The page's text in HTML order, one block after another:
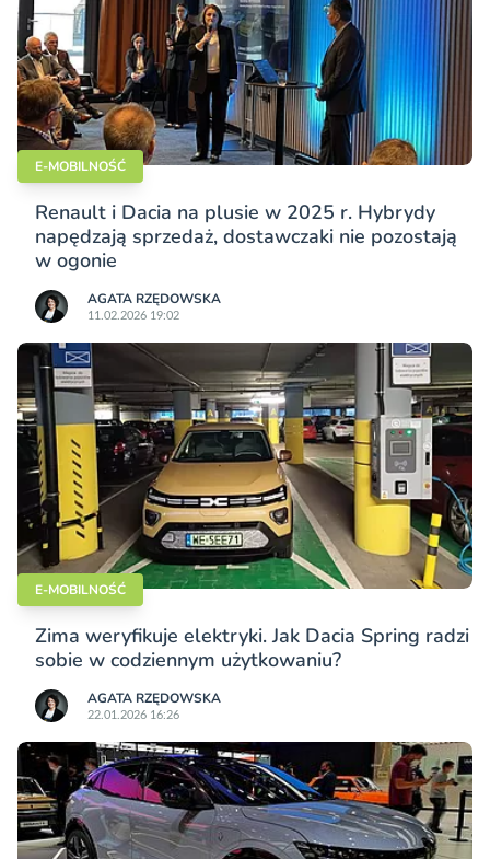
E-MOBILNOŚĆ
Renault i Dacia na plusie w 2025 r. Hybrydy
napędzają sprzedaż, dostawczaki nie pozostają
w ogonie
AGATA RZĘDOWSKA
11.02.2026 19:02
E-MOBILNOŚĆ
Zima weryfikuje elektryki. Jak Dacia Spring radzi
sobie w codziennym użytkowaniu?
AGATA RZĘDOWSKA
22.01.2026 16:26